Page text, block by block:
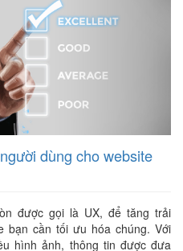
dùng cho website
được gọi là UX, để tăng trải
bạn cần tối ưu hóa chúng. Với
hình ảnh, thông tin được đưa